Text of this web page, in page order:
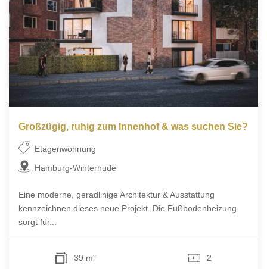
Großzügig, ruhig zum Innenhof & was suchen Sie?
Etagenwohnung
Hamburg-Winterhude
Eine moderne, geradlinige Architektur & Ausstattung
kennzeichnen dieses neue Projekt. Die Fußbodenheizung
sorgt für...
39 m² 2